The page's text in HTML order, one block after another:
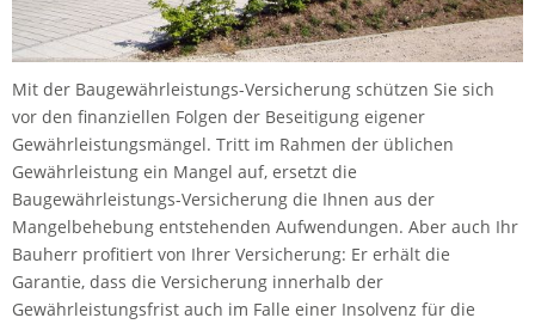
Mit der Baugewährleistungs-Versicherung schützen Sie sich
vor den finanziellen Folgen der Beseitigung eigener
Gewährleistungsmängel. Tritt im Rahmen der üblichen
Gewährleistung ein Mangel auf, ersetzt die
Baugewährleistungs-Versicherung die Ihnen aus der
Mangelbehebung entstehenden Aufwendungen. Aber auch Ihr
Bauherr profitiert von Ihrer Versicherung: Er erhält die
Garantie, dass die Versicherung innerhalb der
Gewährleistungsfrist auch im Falle einer Insolvenz für die